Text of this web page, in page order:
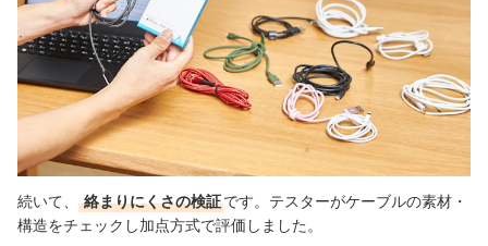
続いて、 絡まりにくさの検証です。 テスターがケーブルの素材・
構造をチェックし加点方式で評価しました。